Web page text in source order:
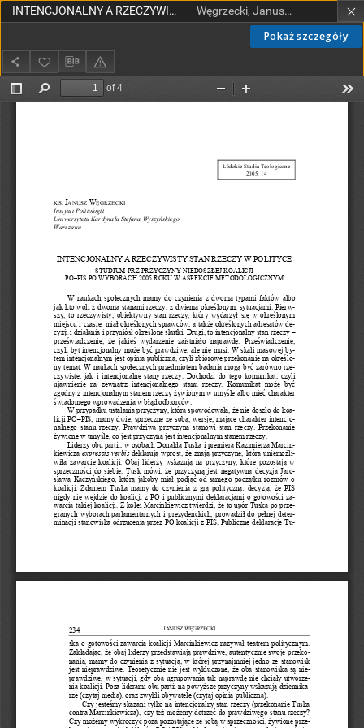
Pokaż szczegóły
INTENCJONALNY A RZECZYWISTY STAN RZECZY W POLITYCE. STUDIUM PRZYCZYNY NIEDOSZŁEJ KOALICJI PO–PIS PO WYBORACH 2005 ROKU W ASPEKCIE METODOLOGICZNYM Węgrzecki, Janusz, ks.